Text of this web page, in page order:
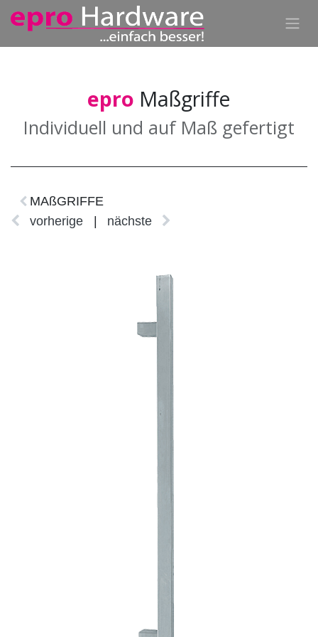
epro Maßgriffe
Individuell und auf Maß gefertigt
MAßGRIFFE
vorherige
nächste